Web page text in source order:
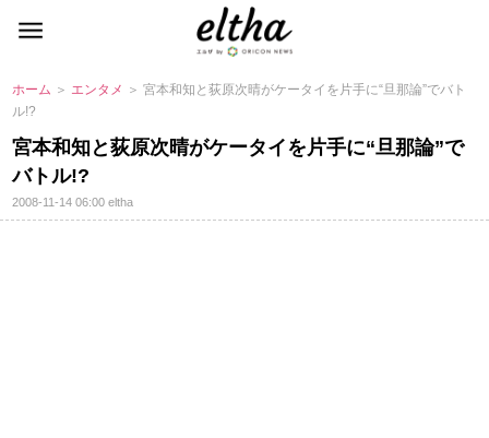
ホーム ＞ エンタメ ＞ 宮本和知と荻原次晴がケータイを片手に“旦那論”でバト
ル!?
宮本和知と荻原次晴がケータイを片手に“旦那論”で
バトル!?
2008-11-14 06:00eltha